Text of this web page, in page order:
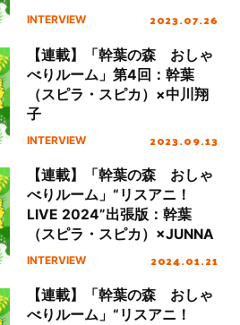
INTERVIEW 2023.07.26
【連載】「幹葉の森 おしゃ
べりルーム」第4回：幹葉
（スピラ・スピカ）×中川翔
子
INTERVIEW 2023.09.13
【連載】「幹葉の森 おしゃ
べりルーム」“リスアニ！
LIVE 2024”出張版：幹葉
（スピラ・スピカ）×JUNNA
INTERVIEW 2024.01.21
【連載】「幹葉の森 おしゃ
べりルーム」“リスアニ！